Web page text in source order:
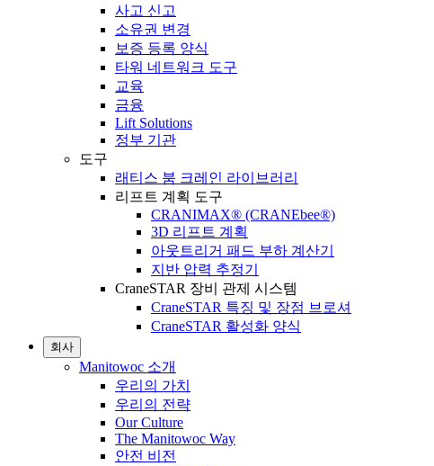
사고 신고
소유권 변경
보증 등록 양식
타워 네트워크 도구
교육
금융
Lift Solutions
정부 기관
도구
래티스 붐 크레인 라이브러리
리프트 계획 도구
CRANIMAX® (CRANEbee®)
3D 리프트 계획
아웃트리거 패드 부하 계산기
지반 압력 추정기
CraneSTAR 장비 관제 시스템
CraneSTAR 특징 및 장점 브로셔
CraneSTAR 활성화 양식
회사
Manitowoc 소개
우리의 가치
우리의 전략
Our Culture
The Manitowoc Way
안전 비전